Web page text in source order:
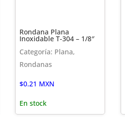
Rondana Plana
Inoxidable T-304 – 1/8″
Categoría: Plana,
Rondanas
$0.21 MXN
En stock